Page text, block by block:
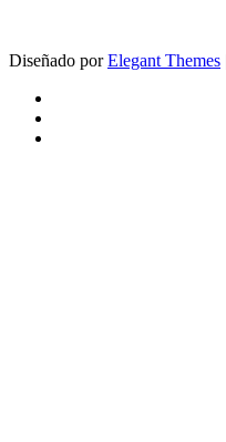
Diseñado porElegant Themes